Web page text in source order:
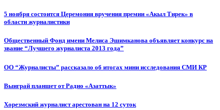
5 ноября состоится Церемония вручения премии «Акыл Тирек» в
области журналистики
Общественный Фонд имени Мелиса Эшимканова объявляет конкурс на
звание “Лучшего журналиста 2013 года”
ОО “Журналисты” рассказало об итогах мини исследования СМИ КР
Выиграй планшет от Радио «Азаттык»
Хорезмский журналист арестован на 12 суток